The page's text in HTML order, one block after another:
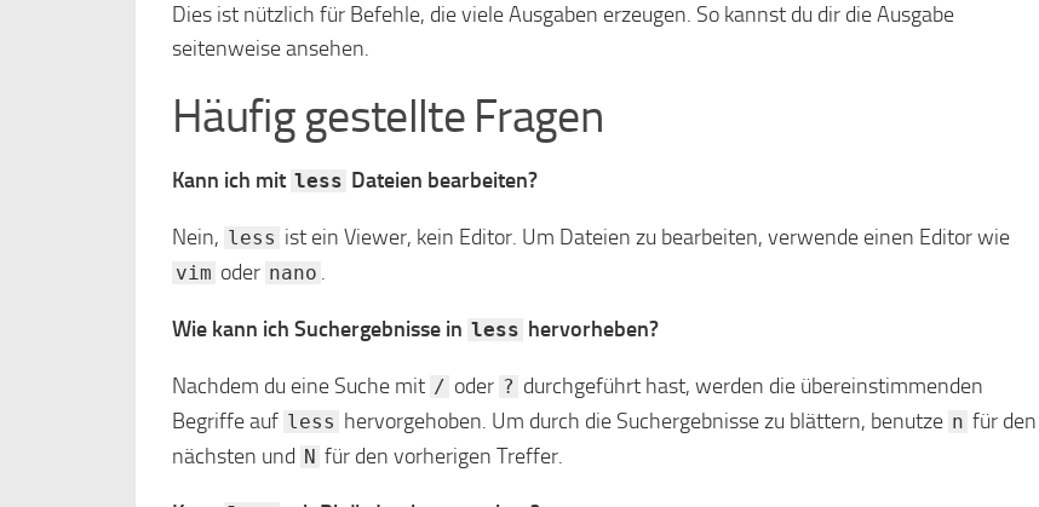
Dies ist nützlich für Befehle, die viele Ausgaben erzeugen. So kannst du dir die Ausgabe
seitenweise ansehen.
Häufig gestellte Fragen
Kann ich mit less Dateien bearbeiten?
Nein, less ist ein Viewer, kein Editor. Um Dateien zu bearbeiten, verwende einen Editor wie
vim oder nano .
Wie kann ich Suchergebnisse in less hervorheben?
Nachdem du eine Suche mit / oder ? durchgeführt hast, werden die übereinstimmenden
Begriffe auf less hervorgehoben. Um durch die Suchergebnisse zu blättern, benutze n für den
nächsten und N für den vorherigen Treffer.